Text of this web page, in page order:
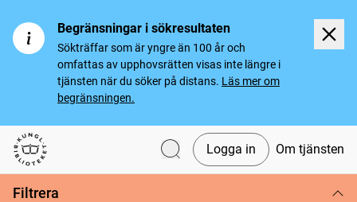
Begränsningar i sökresultaten
Sökträffar som är yngre än 100 år och
omfattas av upphovsrätten visas inte längre i
tjänsten när du söker på distans. Läs mer om
begränsningen.
Svenska tidningar
Logga in Om tjänsten
Filtrera